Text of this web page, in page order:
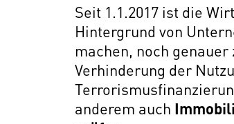
Seit 1.1.2017ist die
Hintergrund von
machen, noch
Verhinderung der
anderem auch